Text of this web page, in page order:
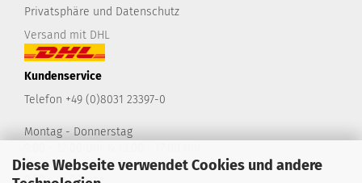
Diese Webseite verwendet Cookies und andere
Privatsphäre und Datenschutz
Versand mit DHL
Kundenservice
Telefon +49 (0)8031 23397-0
Montag - Donnerstag
Freitag
9:00 - 14:00 Uhr